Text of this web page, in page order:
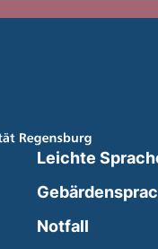
Leichte
Notfall